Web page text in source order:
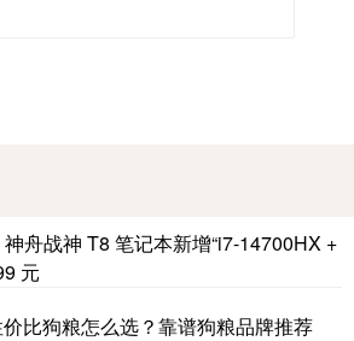
舟战神 T8 笔记本新增“i7-14700HX +
元
比狗粮怎么选？靠谱狗粮品牌推荐